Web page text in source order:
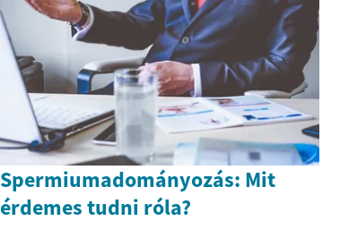
Spermiumadományozás: Mit
érdemes tudni róla?